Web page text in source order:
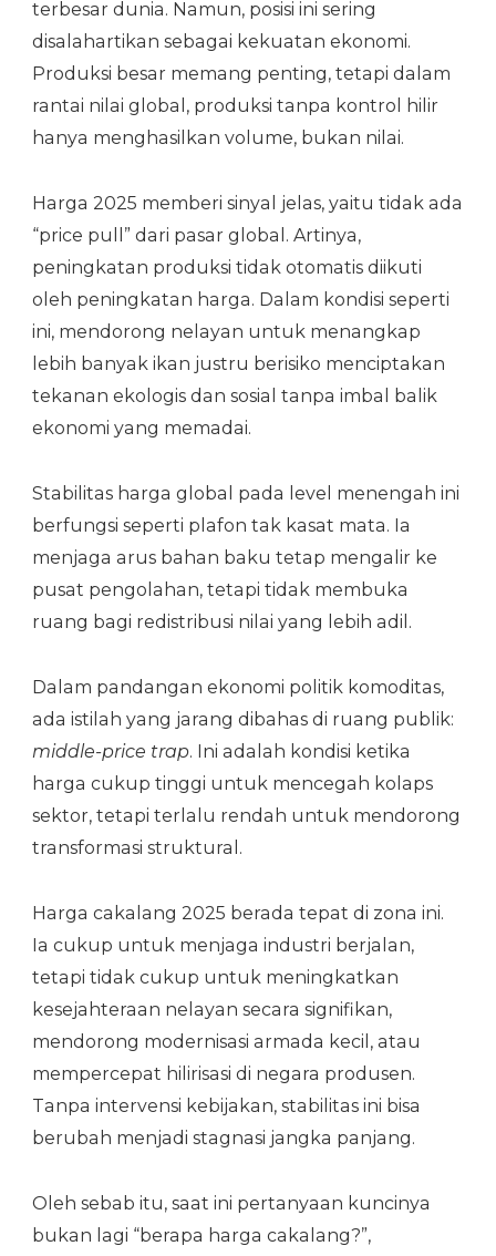
terbesar dunia. Namun, posisi ini sering
disalahartikan sebagai kekuatan ekonomi.
Produksi besar memang penting, tetapi dalam
rantai nilai global, produksi tanpa kontrol hilir
hanya menghasilkan volume, bukan nilai.
Harga 2025 memberi sinyal jelas, yaitu tidak ada
“price pull” dari pasar global. Artinya,
peningkatan produksi tidak otomatis diikuti
oleh peningkatan harga. Dalam kondisi seperti
ini, mendorong nelayan untuk menangkap
lebih banyak ikan justru berisiko menciptakan
tekanan ekologis dan sosial tanpa imbal balik
ekonomi yang memadai.
Stabilitas harga global pada level menengah ini
berfungsi seperti plafon tak kasat mata. Ia
menjaga arus bahan baku tetap mengalir ke
pusat pengolahan, tetapi tidak membuka
ruang bagi redistribusi nilai yang lebih adil.
Dalam pandangan ekonomi politik komoditas,
ada istilah yang jarang dibahas di ruang publik:
middle-price trap. Ini adalah kondisi ketika
harga cukup tinggi untuk mencegah kolaps
sektor, tetapi terlalu rendah untuk mendorong
transformasi struktural.
Harga cakalang 2025 berada tepat di zona ini.
Ia cukup untuk menjaga industri berjalan,
tetapi tidak cukup untuk meningkatkan
kesejahteraan nelayan secara signifikan,
mendorong modernisasi armada kecil, atau
mempercepat hilirisasi di negara produsen.
Tanpa intervensi kebijakan, stabilitas ini bisa
berubah menjadi stagnasi jangka panjang.
Oleh sebab itu, saat ini pertanyaan kuncinya
bukan lagi “berapa harga cakalang?”,